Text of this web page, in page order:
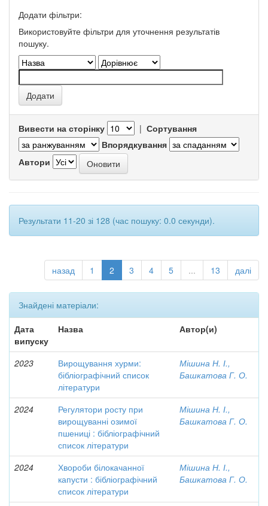
Додати фільтри:
Використовуйте фільтри для уточнення результатів
пошуку.
Вивести на сторінку | Сортування
Впорядкування
Автори
Результати 11-20 зі 128 (час пошуку: 0.0 секунди).
назад 1 2 3 4 5 ... 13 далі
Знайдені матеріали:
Дата
випуску
Назва Автор(и)
2023
Вирощування хурми:
бібліографічний список
літератури
Мішина Н. І.,
Башкатова Г. О.
2024
Регулятори росту при
вирощуванні озимої
пшениці : бібліографічний
список літератури
Мішина Н. І.,
Башкатова Г. О.
2024
Хвороби білокачанної
капусти : бібліографічний
список літератури
Мішина Н. І.,
Башкатова Г. О.